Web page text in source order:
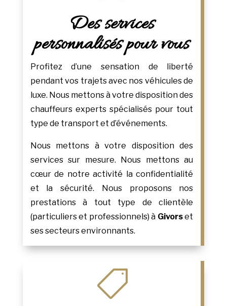
Des services
personnalisés pour vous
Profitez d’une sensation de liberté
pendant vos trajets avec nos véhicules de
luxe. Nous mettons à votre disposition des
chauffeurs experts spécialisés pour tout
type de transport et d’événements.
Nous mettons à votre disposition des
services sur mesure. Nous mettons au
cœur de notre activité la confidentialité
et la sécurité. Nous proposons nos
prestations à tout type de clientèle
(particuliers et professionnels) à Givorset
ses secteurs environnants.
